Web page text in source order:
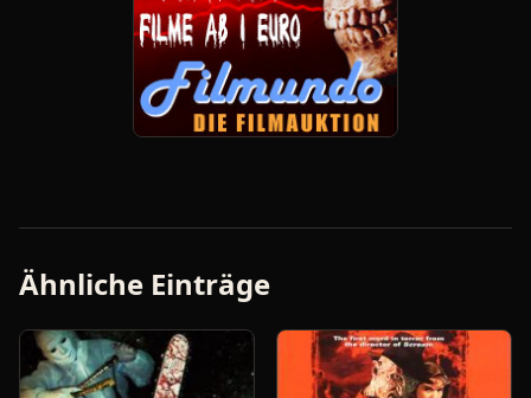
Ähnliche Einträge